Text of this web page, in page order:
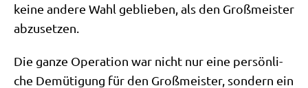
kei­ne ande­re Wahl geblie­ben, als den Groß­mei­ster
abzusetzen.
Die gan­ze Ope­ra­ti­on war nicht nur eine per­sön­li­
che Demü­ti­gung für den Groß­mei­ster, son­dern ein